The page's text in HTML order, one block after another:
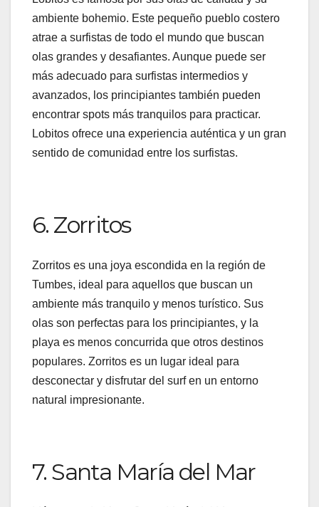
ambiente bohemio. Este pequeño pueblo costero
atrae a surfistas de todo el mundo que buscan
olas grandes y desafiantes. Aunque puede ser
más adecuado para surfistas intermedios y
avanzados, los principiantes también pueden
encontrar spots más tranquilos para practicar.
Lobitos ofrece una experiencia auténtica y un gran
sentido de comunidad entre los surfistas.
6. Zorritos
Zorritos es una joya escondida en la región de
Tumbes, ideal para aquellos que buscan un
ambiente más tranquilo y menos turístico. Sus
olas son perfectas para los principiantes, y la
playa es menos concurrida que otros destinos
populares. Zorritos es un lugar ideal para
desconectar y disfrutar del surf en un entorno
natural impresionante.
7. Santa María del Mar